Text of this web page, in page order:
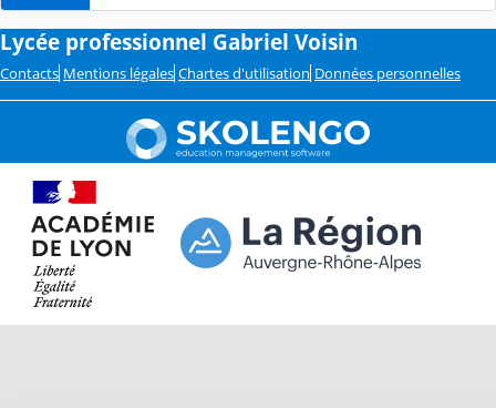
Lycée professionnel Gabriel Voisin
Contacts Mentions légales Chartes d'utilisation Données personnelles